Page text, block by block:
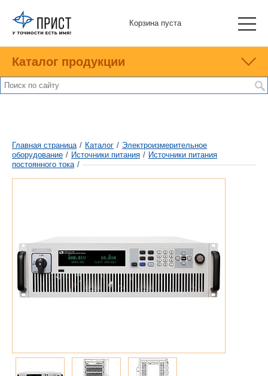
Корзина пуста
Каталог продукции
Главная страница / Каталог / Электроизмерительное
оборудование / Источники питания / Источники питания
постоянного тока /